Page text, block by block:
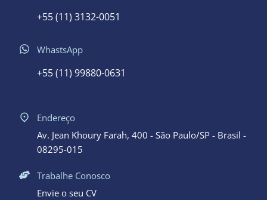
+55 (11) 3132-0051
WhastsApp
+55 (11) 99880-0631
Endereço
Av. Jean Khoury Farah, 400 - São Paulo/SP - Brasil -
08295-015
Trabalhe Conosco
Envie o seu CV